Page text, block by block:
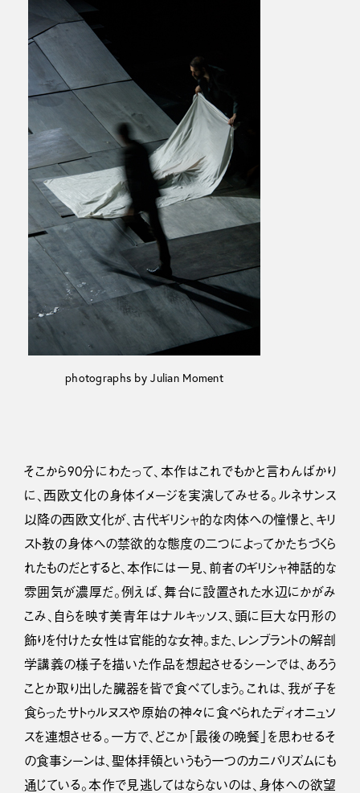
photographs by Julian Moment
そこから90分にわたって、本作はこれでもかと言わんばかり
に、西欧文化の身体イメージを実演してみせる。ルネサンス
以降の西欧文化が、古代ギリシャ的な肉体への憧憬と、キリ
スト教の身体への禁欲的な態度の二つによってかたちづくら
れたものだとすると、本作には一見、前者のギリシャ神話的な
雰囲気が濃厚だ。例えば、舞台に設置された水辺にかがみ
こみ、自らを映す美青年はナルキッソス、頭に巨大な円形の
飾りを付けた女性は官能的な女神。また、レンブラントの解剖
学講義の様子を描いた作品を想起させるシーンでは、あろう
ことか取り出した臓器を皆で食べてしまう。これは、我が子を
食らったサトゥルヌスや原始の神々に食べられたディオニュソ
スを連想させる。一方で、どこか「最後の晩餐」を思わせるそ
の食事シーンは、聖体拝領というもう一つのカニバリズムにも
通じている。本作で見逃してはならないのは、身体への欲望